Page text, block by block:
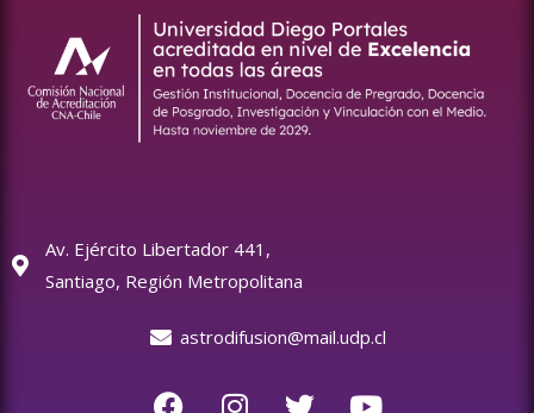
Av. Ejército Libertador 441,
Santiago, Región Metropolitana
astrodifusion@mail.udp.cl